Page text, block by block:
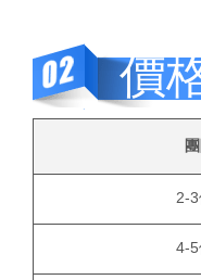
價
2-3
4-5